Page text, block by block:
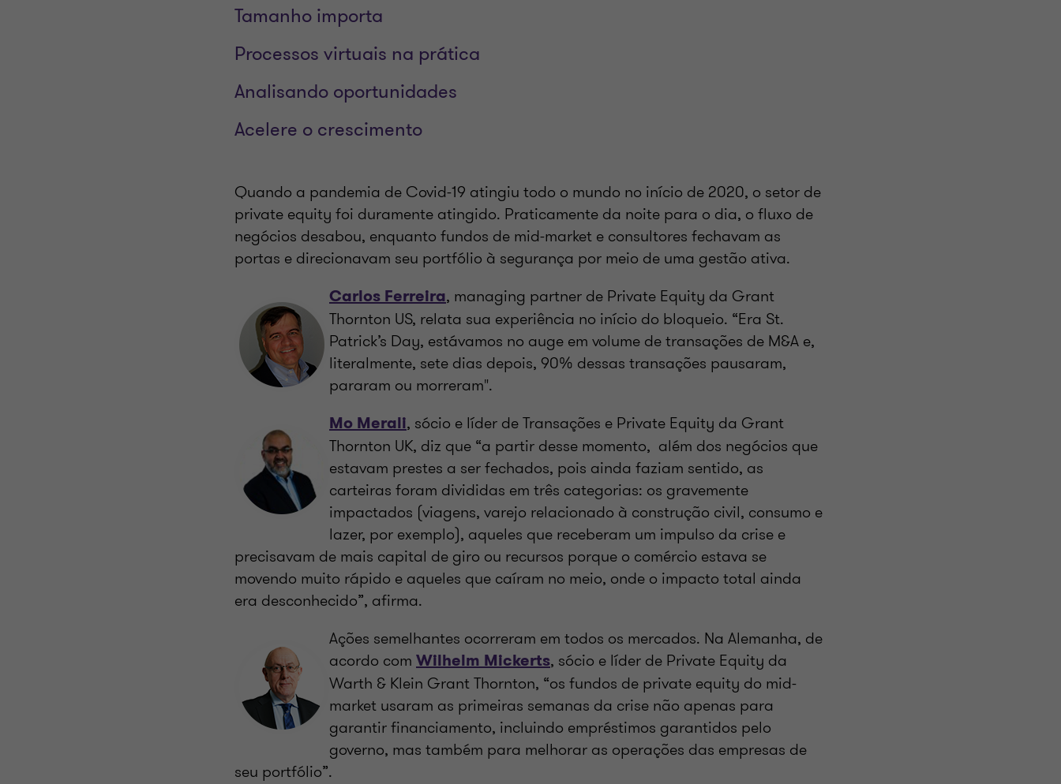
Tamanho importa
Processos virtuais na prática
Analisando oportunidades
Acelere o crescimento
Quando a pandemia de Covid-19 atingiu todo o mundo no início de 2020, o setor de
private equity foi duramente atingido. Praticamente da noite para o dia, o fluxo de
negócios desabou, enquanto fundos de mid-market e consultores fechavam as
portas e direcionavam seu portfólio à segurança por meio de uma gestão ativa.
Carlos Ferreira, managing partner de Private Equity da Grant
Thornton US, relata sua experiência no início do bloqueio. “Era St.
Patrick’s Day, estávamos no auge em volume de transações de M&A e,
literalmente, sete dias depois, 90% dessas transações pausaram,
pararam ou morreram".
Mo Merali, sócio e líder de Transações e Private Equity da Grant
Thornton UK, diz que “a partir desse momento, além dos negócios que
estavam prestes a ser fechados, pois ainda faziam sentido, as
carteiras foram divididas em três categorias: os gravemente
impactados (viagens, varejo relacionado à construção civil, consumo e
lazer, por exemplo), aqueles que receberam um impulso da crise e
precisavam de mais capital de giro ou recursos porque o comércio estava se
movendo muito rápido e aqueles que caíram no meio, onde o impacto total ainda
era desconhecido”, afirma.
Ações semelhantes ocorreram em todos os mercados. Na Alemanha, de
acordo com Wilhelm Mickerts, sócio e líder de Private Equity da
Warth & Klein Grant Thornton, “os fundos de private equity do mid-
market usaram as primeiras semanas da crise não apenas para
garantir financiamento, incluindo empréstimos garantidos pelo
governo, mas também para melhorar as operações das empresas de
seu portfólio”.